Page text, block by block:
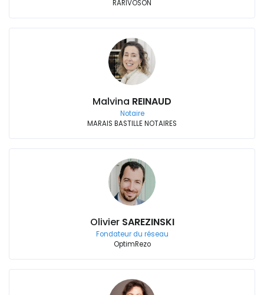
RARIVOSON
Malvina REINAUD
Notaire
MARAIS BASTILLE NOTAIRES
Olivier SAREZINSKI
Fondateur du réseau
OptimRezo